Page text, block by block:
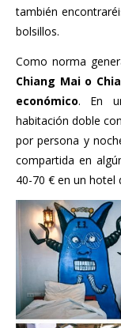
también
bolsillos.
Como norma
Chiang Mai o
económico. En
habitación doble
por persona y
compartida en
40-70 € en un hotel